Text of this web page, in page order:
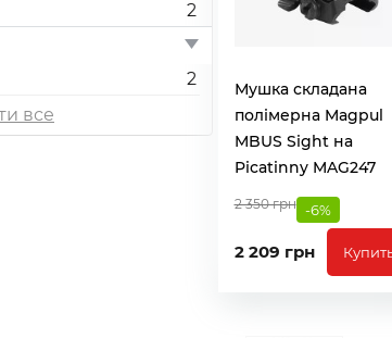
2
2
Мушка складана
полімерна Magpul
MBUS Sight на
Picatinny MAG247
2 350 грн -6%
2 209 грн